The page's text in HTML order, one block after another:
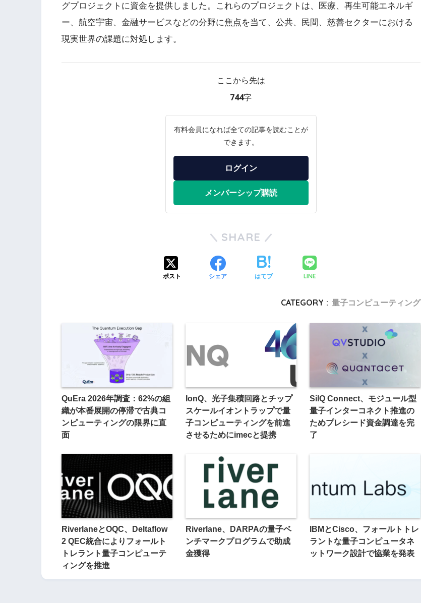
グプロジェクトに資金を提供しました。これらのプロジェクトは、医療、再生可能エネルギ
ー、航空宇宙、金融サービスなどの分野に焦点を当て、公共、民間、慈善セクターにおける
現実世界の課題に対処します。
ここから先は
744字
有料会員になれば全ての記事を読むことが
できます。
ログイン
メンバーシップ購読
SHARE
ポスト シェア はてブ LINE
CATEGORY : 量子コンピューティング
QuEra 2026年調査：62%の組
織が本番展開の停滞で古典コ
ンピューティングの限界に直
面
IonQ、光子集積回路とチップ
スケールイオントラップで量
子コンピューティングを前進
させるためにimecと提携
SilQ Connect、モジュール型
量子インターコネクト推進の
ためプレシード資金調達を完
了
RiverlaneとOQC、Deltaflow
2 QEC統合によりフォールト
トレラント量子コンピューテ
ィングを推進
Riverlane、DARPAの量子ベ
ンチマークプログラムで助成
金獲得
IBMとCisco、フォールトトレ
ラントな量子コンピュータネ
ットワーク設計で協業を発表